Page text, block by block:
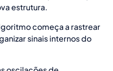
estrutura.
começa a rastrear
sinais internos do